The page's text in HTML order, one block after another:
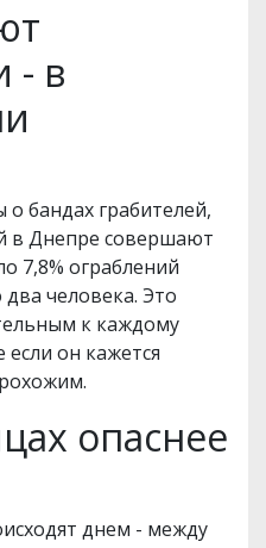
- в
бандах грабителей,
в Днепре совершают
7,8% ограблений
человека. Это
к каждому
он кажется
опаснее
днем - между